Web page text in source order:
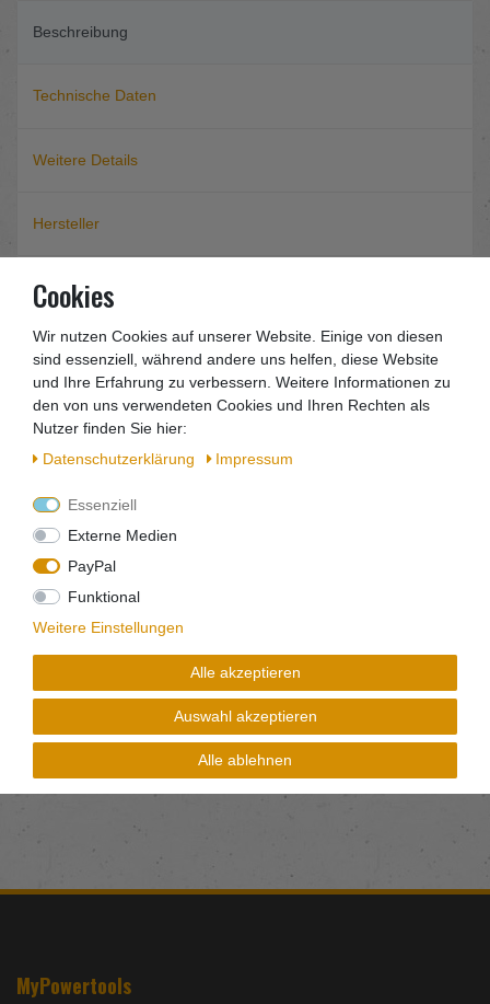
Beschreibung
Technische Daten
Weitere Details
Hersteller
EU-Verantwortlicher
Präzisa Hartmetall Kreissägeblatt Type W
250mm 3,2mm 2,8m 20mm 40W
Sie erhalten eine Rechnung mit ausgewiesener MwSt.
Die wichtigsten Fakten auf einen Blick
• Kreisssägeblatt Hartmetall beschtücktes Kreissägeblatt
kunst-
• stoffbeschichteten Platten
• W= Wechselzahn Mittlere zahnteilung
MyPowertools
Cookies
Wir nutzen Cookies auf unserer Website. Einige von diesen
sind essenziell, während andere uns helfen, diese Website
und Ihre Erfahrung zu verbessern. Weitere Informationen zu
den von uns verwendeten Cookies und Ihren Rechten als
Nutzer finden Sie hier:
Daten­schutz­erklärung
Impressum
Essenziell
Externe Medien
PayPal
Funktional
Weitere Einstellungen
Alle akzeptieren
Auswahl akzeptieren
Alle ablehnen